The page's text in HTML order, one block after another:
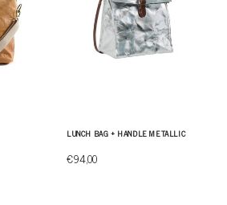
LUNCH BAG + HANDLE METALLIC
€94,00